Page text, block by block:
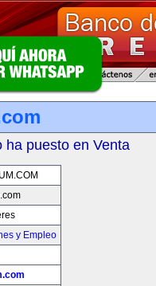
ha puesto en Venta
y Empleo